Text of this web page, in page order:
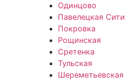
Одинцово
Павелецкая Сити
Покровка
Рощинская
Сретенка
Тульская
Шереметьевская